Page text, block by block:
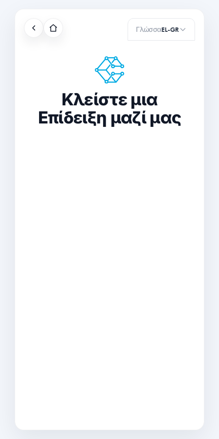
ΓλώσσαEL-GR
Κλείστε μια
Επίδειξη μαζί μας